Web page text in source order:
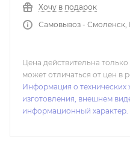
Хочу в подарок
Самовывоз - Смоленск,
Цена действительна
может отличаться от цен в
Информация о технических
изготовления, внешнем
информационный характер.